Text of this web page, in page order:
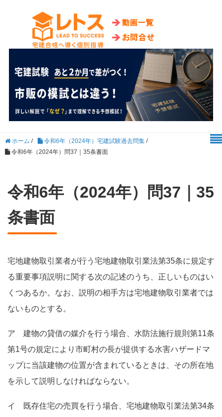
ホーム / 令和6年（2024年）宅建試験過去問集 /
令和6年（2024年）問37｜35条書面
令和6年（2024年）問37｜35
条書面
宅地建物取引業者が行う宅地建物取引業法第35条に規定す
る重要事項説明に関する次の記述のうち、正しいものはい
くつあるか。なお、説明の相手方は宅地建物取引業者では
ないものとする。
ア 建物の貸借の媒介を行う場合、水防法施行規則第11条
第1号の規定により市町村の長が提供する水害ハザードマ
ップに当該建物の位置が含まれているときは、その所在地
を示して説明しなければならない。
イ 既存住宅の売買を行う場合、宅地建物取引業法第34条